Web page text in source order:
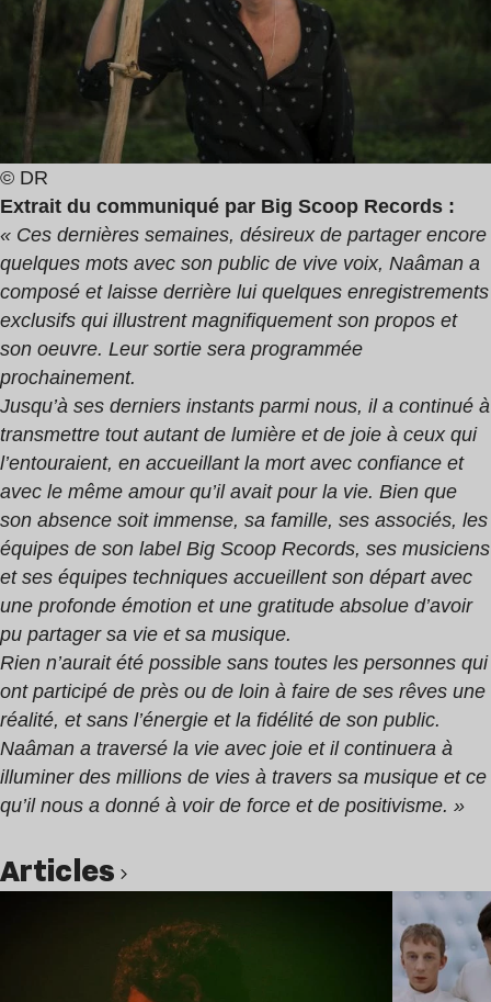
© DR
Extrait du communiqué par Big Scoop Records :
« Ces dernières semaines, désireux de partager encore
quelques mots avec son public de vive voix, Naâman a
composé et laisse derrière lui quelques enregistrements
exclusifs qui illustrent magnifiquement son propos et
son oeuvre. Leur sortie sera programmée
prochainement.
Jusqu’à ses derniers instants parmi nous, il a continué à
transmettre tout autant de lumière et de joie à ceux qui
l’entouraient, en accueillant la mort avec confiance et
avec le même amour qu’il avait pour la vie. Bien que
son absence soit immense, sa famille, ses associés, les
équipes de son label Big Scoop Records, ses musiciens
et ses équipes techniques accueillent son départ avec
une profonde émotion et une gratitude absolue d’avoir
pu partager sa vie et sa musique.
Rien n’aurait été possible sans toutes les personnes qui
ont participé de près ou de loin à faire de ses rêves une
réalité, et sans l’énergie et la fidélité de son public.
Naâman a traversé la vie avec joie et il continuera à
illuminer des millions de vies à travers sa musique et ce
qu’il nous a donné à voir de force et de positivisme. »
Articles